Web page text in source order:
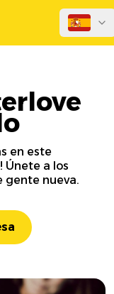
en este
Únete a los
gente nueva.